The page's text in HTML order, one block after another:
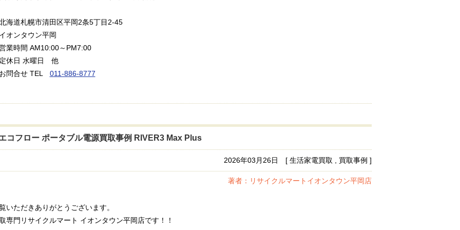
海道札幌市清田区平岡2条5丁目2-45
オンタウン平岡
業時間 AM10:00～PM7:00
休日 水曜日 他
問合せ TEL 011-886-8777
コフロー ポータブル電源買取事例 RIVER3 Max Plus
2026年03月26日 [ 生活家電買取 , 買取事例 ]
著者：リサイクルマートイオンタウン平岡店
いただきありがとうございます。
専門リサイクルマート イオンタウン平岡店です！！